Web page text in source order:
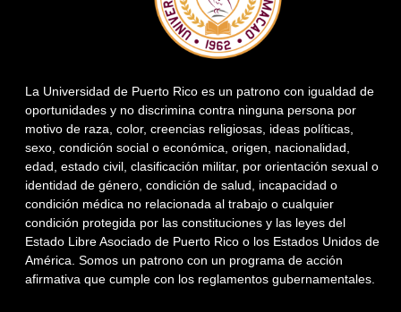
La Universidad de Puerto Rico es un patrono con igualdad de
oportunidades y no discrimina contra ninguna persona por
motivo de raza, color, creencias religiosas, ideas políticas,
sexo, condición social o económica, origen, nacionalidad,
edad, estado civil, clasificación militar, por orientación sexual o
identidad de género, condición de salud, incapacidad o
condición médica no relacionada al trabajo o cualquier
condición protegida por las constituciones y las leyes del
Estado Libre Asociado de Puerto Rico o los Estados Unidos de
América. Somos un patrono con un programa de acción
afirmativa que cumple con los reglamentos gubernamentales.